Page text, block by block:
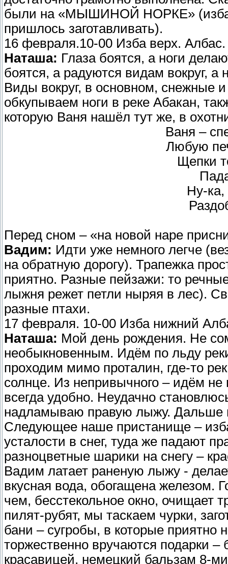
были на «МЫШИНОЙ НОРКЕ» (изба
пришлось заготавливать).
16 февраля.10-00 Изба верх.
Наташа: Глаза боятся, а ноги
боятся, а радуются видам вокруг,
Виды вокруг, в основном, снежные
обкупываем ноги в реке Абакан,
которую Ваня нашёл тут же, в
Ваня –
Любую
Щепки
Ну-
Перед сном – «на новой наре
Вадим: Идти уже немного легче
на обратную дорогу). Трапежка
приятно. Разные пейзажи: то
лыжня режет петли ныряя в лес).
разные птахи.
17 февраля. 10-00 Изба нижний
Наташа: Мой день рождения. Не
необыкновенным. Идём по льду
проходим мимо проталин, где-то
солнце. Из непривычного – идём не
всегда удобно. Неудачно
надламываю правую лыжу. Дальше
Следующее наше пристанище –
усталости в снег, туда же падают
разноцветные шарики на снегу –
Вадим латает раненую лыжу -
вкусная вода, обогащена железом.
чем, бесстекольное окно, очищает
пилят-рубят, мы таскаем чурки,
бани – сугробы, в которые
торжественно вручаются подарки
красавицей, немецкий бальзам 8-